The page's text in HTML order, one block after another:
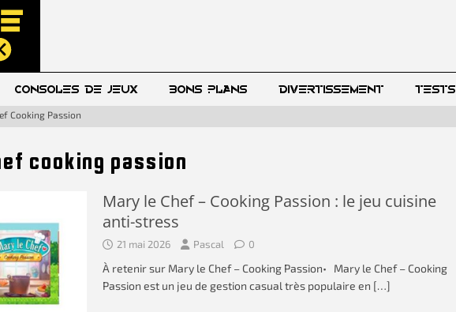
CONSOLES DE JEUX BONS PLANS DIVERTISSEMENT TESTS
Cooking Passion
cooking passion
Mary le Chef – Cooking Passion : le jeu cuisine
anti-stress
21 mai 2026 Pascal 0
À retenir sur Mary le Chef – Cooking Passion• Mary le Chef – Cooking
Passion est un jeu de gestion casual très populaire en […]